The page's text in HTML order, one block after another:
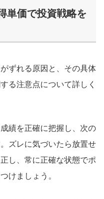
単価で投資戦略を
ずれる原因と、その具体
る注意点について詳しく
績を正確に把握し、次の
ズレに気づいたら放置せ
し、常に正確な状態でポ
けましょう。